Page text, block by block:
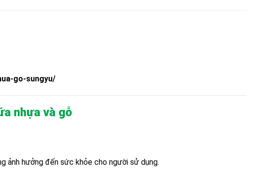
go-sungyu/
nhựa và gỗ
ảnh hưởng đến sức khỏe cho người sử dụng.